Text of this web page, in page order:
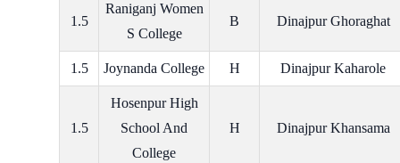
1.5
Raniganj Women
S College
B Dinajpur Ghoraghat
1.5 Joynanda College H Dinajpur Kaharole
1.5
Hosenpur High
School And
College
H Dinajpur Khansama